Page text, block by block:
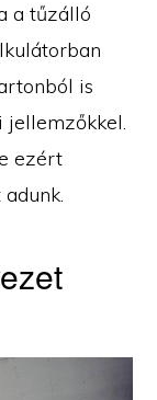
a tűzálló
is
ezért